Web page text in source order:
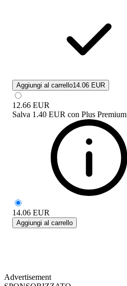
Aggiungi al carrello14.06 EUR
12.66 EUR
Salva 1.40 EUR con Plus Premium
14.06 EUR
Aggiungi al carrello
Advertisement